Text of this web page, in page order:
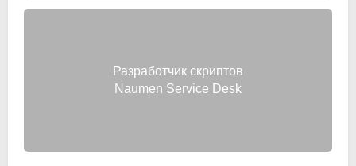
Разработчик скриптов
Naumen Service Desk